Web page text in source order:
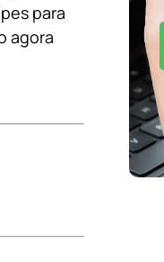
para
agora